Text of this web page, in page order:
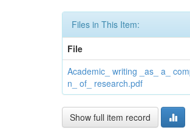
Files in This Item:
File
Academic_ writing _as_ a_
n_ of_ research.pdf
Show full item record